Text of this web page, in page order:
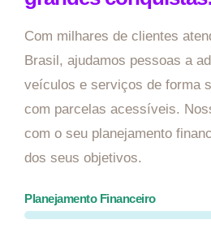
Com milhares de clientes
Brasil, ajudamos pessoas a
veículos e serviços de forma
com parcelas acessíveis.
com o seu planejamento
dos seus objetivos.
Planejamento Financeiro